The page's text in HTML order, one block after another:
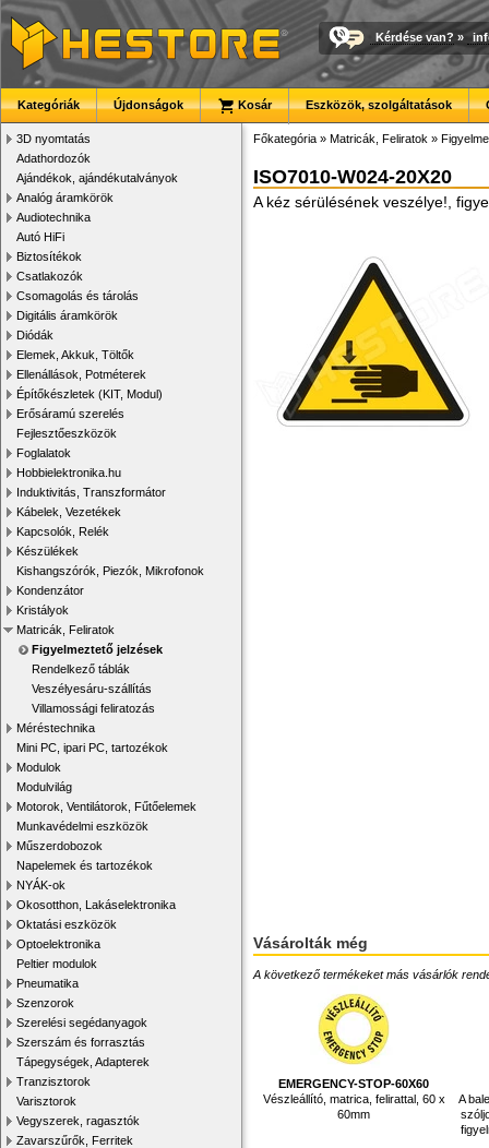
Kérdése van? »
Kategóriák Újdonságok Kosár Eszközök, szolgáltatások
3D nyomtatás
Adathordozók
Ajándékok, ajándékutalványok
Analóg áramkörök
Audiotechnika
Autó HiFi
Biztosítékok
Csatlakozók
Csomagolás és tárolás
Digitális áramkörök
Diódák
Elemek, Akkuk, Töltők
Ellenállások, Potméterek
Építőkészletek (KIT, Modul)
Erősáramú szerelés
Fejlesztőeszközök
Foglalatok
Hobbielektronika.hu
Induktivitás, Transzformátor
Kábelek, Vezetékek
Kapcsolók, Relék
Készülékek
Kishangszórók, Piezók, Mikrofonok
Kondenzátor
Kristályok
Matricák, Feliratok
Figyelmeztető jelzések
Rendelkező táblák
Veszélyesáru-szállítás
Villamossági feliratozás
Méréstechnika
Mini PC, ipari PC, tartozékok
Modulok
Modulvilág
Motorok, Ventilátorok, Fűtőelemek
Munkavédelmi eszközök
Műszerdobozok
Napelemek és tartozékok
NYÁK-ok
Okosotthon, Lakáselektronika
Oktatási eszközök
Optoelektronika
Peltier modulok
Pneumatika
Szenzorok
Szerelési segédanyagok
Szerszám és forrasztás
Tápegységek, Adapterek
Tranzisztorok
Varisztorok
Vegyszerek, ragasztók
Zavarszűrők, Ferritek
Főkategória » Matricák, Feliratok »
ISO7010-W024-20X20
A kéz sérülésének veszélye!,
Vásárolták még
A következő termékeket más vásárlók
EMERGENCY-STOP-60X60
Vészleállító, matrica, felirattal, 60 x
60mm
A